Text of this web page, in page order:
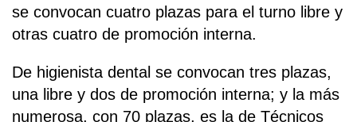
se convocan cuatro plazas para el turno libre y
otras cuatro de promoción interna.
De higienista dental se convocan tres plazas,
una libre y dos de promoción interna; y la más
numerosa, con 70 plazas, es la de Técnicos